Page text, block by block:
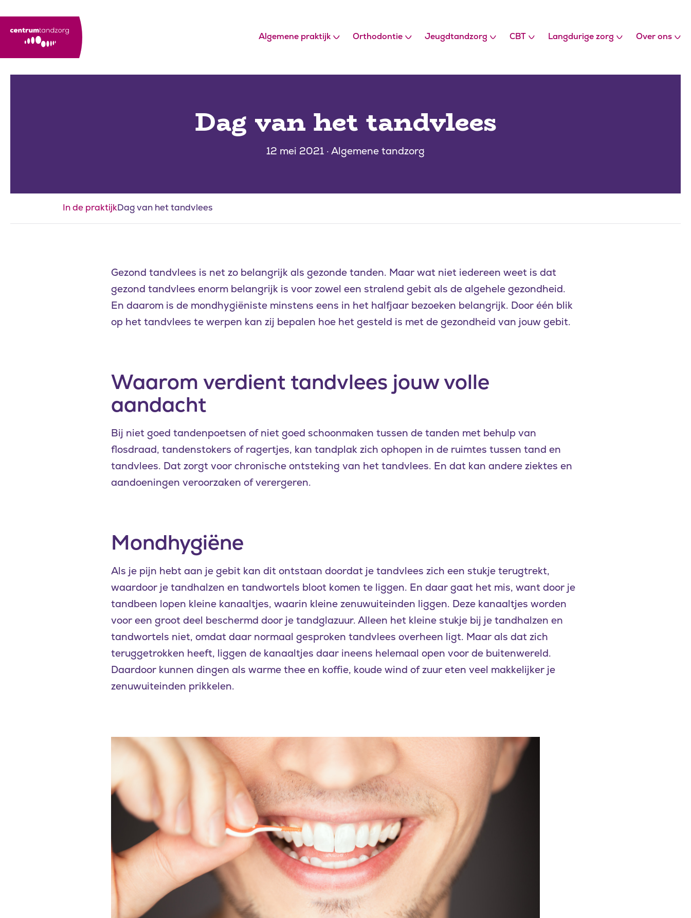
Algemene praktijk Orthodontie Jeugdtandzorg CBT Langdurige zorg Over ons
Dag van het tandvlees
12 mei 2021 · Algemene tandzorg
In de praktijkDag van het tandvlees
Gezond tandvlees is net zo belangrijk als gezonde tanden. Maar wat niet iedereen weet is dat
gezond tandvlees enorm belangrijk is voor zowel een stralend gebit als de algehele gezondheid.
En daarom is de mondhygiëniste minstens eens in het halfjaar bezoeken belangrijk. Door één blik
op het tandvlees te werpen kan zij bepalen hoe het gesteld is met de gezondheid van jouw gebit.
Waarom verdient tandvlees jouw volle
aandacht
Bij niet goed tandenpoetsen of niet goed schoonmaken tussen de tanden met behulp van
flosdraad, tandenstokers of ragertjes, kan tandplak zich ophopen in de ruimtes tussen tand en
tandvlees. Dat zorgt voor chronische ontsteking van het tandvlees. En dat kan andere ziektes en
aandoeningen veroorzaken of verergeren.
Mondhygiëne
Als je pijn hebt aan je gebit kan dit ontstaan doordat je tandvlees zich een stukje terugtrekt,
waardoor je tandhalzen en tandwortels bloot komen te liggen. En daar gaat het mis, want door je
tandbeen lopen kleine kanaaltjes, waarin kleine zenuwuiteinden liggen. Deze kanaaltjes worden
voor een groot deel beschermd door je tandglazuur. Alleen het kleine stukje bij je tandhalzen en
tandwortels niet, omdat daar normaal gesproken tandvlees overheen ligt. Maar als dat zich
teruggetrokken heeft, liggen de kanaaltjes daar ineens helemaal open voor de buitenwereld.
Daardoor kunnen dingen als warme thee en koffie, koude wind of zuur eten veel makkelijker je
zenuwuiteinden prikkelen.